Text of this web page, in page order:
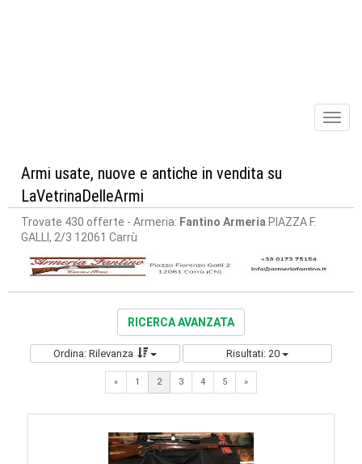
Armi usate, nuove e antiche in vendita su
LaVetrinaDelleArmi
Trovate 430 offerte - Armeria: Fantino Armeria PIAZZA F.
GALLI, 2/3 12061 Carrù
RICERCA AVANZATA
Ordina: Rilevanza Risultati: 20
«Previous
1 2 3 4 5 »Next